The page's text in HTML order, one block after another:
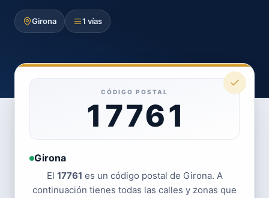
Girona 1 vías
CÓDIGO POSTAL
17761
Girona
El 17761 es un código postal de Girona. A
continuación tienes todas las calles y zonas que